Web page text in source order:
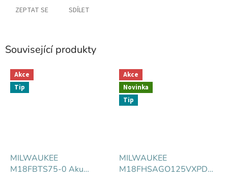
ZEPTAT SE SDÍLET
Související produkty
Akce
Tip
MILWAUKEE
M18FBTS75-0 Aku
Akce
Novinka
Tip
MILWAUKEE
M18FHSAGO125VXPDB2-